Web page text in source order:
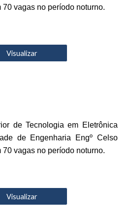
vagas no período noturno.
Visualizar
de Tecnologia em Eletrônica
de Engenharia Engº Celso
vagas no período noturno.
Visualizar